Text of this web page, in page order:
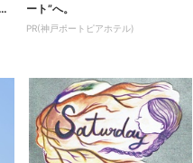
ート”へ。
PR(神戸ポートピアホテル)